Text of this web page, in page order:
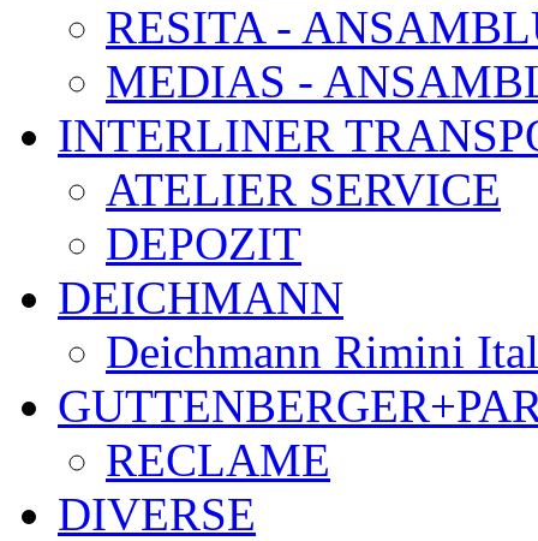
RESITA -
MEDIAS -
INTERLINER
ATELIER SERVICE
DEPOZIT
DEICHMANN
Deichmann Rimini
RECLAME
DIVERSE